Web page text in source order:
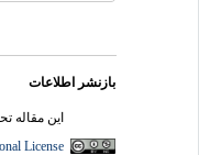
بازنشر اطلاعات
این مقاله
License